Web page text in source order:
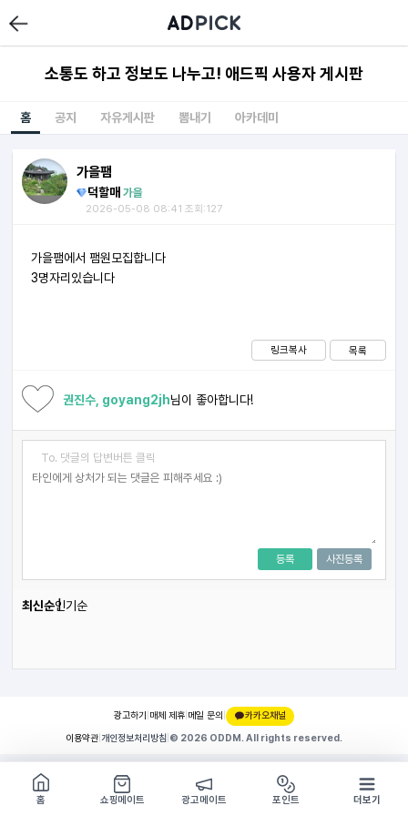
소통도 하고 정보도 나누고! 애드픽 사용자 게시판
홈 공지 자유게시판 뽐내기 아카데미
가을팸
덕할매 가을
2026-05-08 08:41 조회:127
가을팸에서 팸원모집합니다
3명자리있습니다
링크복사 목록
권진수, goyang2jh님이 좋아합니다!
To. 댓글의 답변버튼 클릭
사진등록
등록
최신순인기순
광고하기 매체 제휴 메일 문의 |
카카오채널
이용약관 개인정보처리방침 © 2026 ODDM. All rights reserved.
쇼핑몰 구경하기
방문시 1G
홈
쇼핑메이트 광고메이트 포인트 더보기